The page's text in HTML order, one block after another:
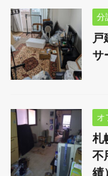
分
戸
サ
オ
札
不
績）